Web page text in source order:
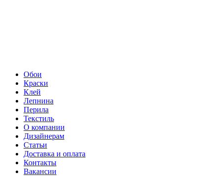
Обои
Краски
Клей
Лепнина
Перила
Текстиль
О компании
Дизайнерам
Статьи
Доставка и оплата
Контакты
Вакансии